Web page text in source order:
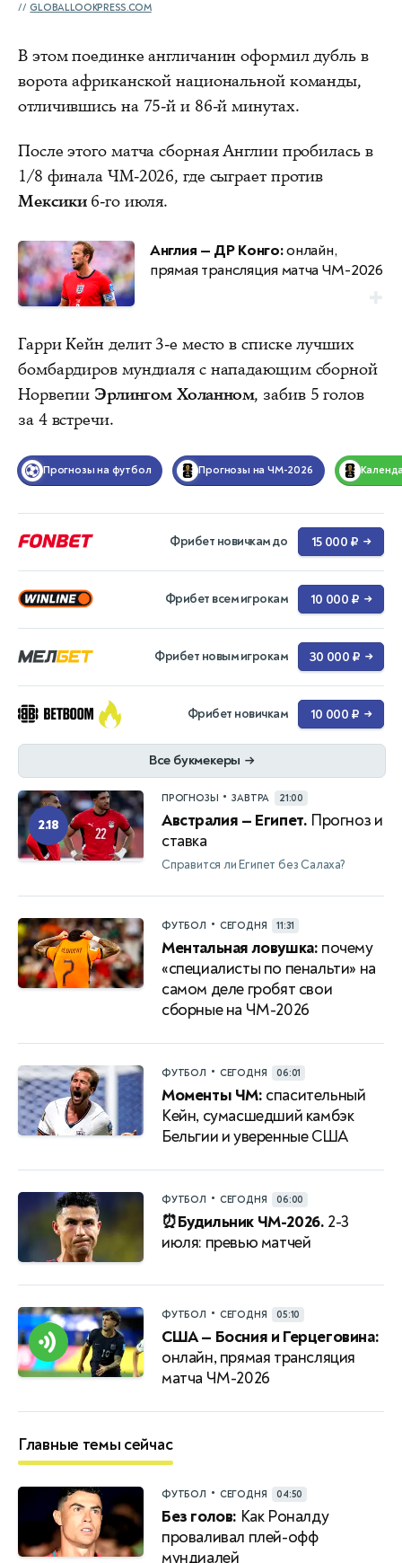
GLOBALLOOKPRESS.COM
В этом поединке англичанин оформил дубль в
ворота африканской национальной команды,
отличившись на 75-й и 86-й минутах.
После этого матча сборная Англии пробилась в
1/8 финала ЧМ-2026, где сыграет против
Мексики6-го июля.
Англия — ДР Конго:онлайн,
прямая трансляция матча ЧМ-2026
Гарри Кейн делит 3-е место в списке лучших
бомбардиров мундиаля с нападающим сборной
Норвегии Эрлингом Холанном, забив 5 голов
за 4 встречи.
Прогнозы на футбол Прогнозы на ЧМ-2026
Фрибет новичкам до 15 000 ₽ →
Фрибет всем игрокам 10 000 ₽ →
Фрибет новым игрокам 30 000 ₽ →
Фрибет новичкам 10 000 ₽ →
Все букмекеры →
2.18
ПРОГНОЗЫ • ЗАВТРА 21:00
Австралия — Египет. Прогноз и
ставка
Справится ли Египет без Салаха?
ФУТБОЛ • СЕГОДНЯ 11:31
Ментальная ловушка: почему
«специалисты по пенальти» на
самом деле гробят свои
сборные на ЧМ-2026
ФУТБОЛ • СЕГОДНЯ 06:01
Моменты ЧМ: спасительный
Кейн, сумасшедший камбэк
Бельгии и уверенные США
ФУТБОЛ • СЕГОДНЯ 06:00
⏰Будильник ЧМ-2026. 2-3
июля: превью матчей
ФУТБОЛ • СЕГОДНЯ 05:10
США — Босния и Герцеговина:
онлайн, прямая трансляция
матча ЧМ-2026
Главные темы сейчас
ФУТБОЛ • СЕГОДНЯ 04:50
Без голов: Как Роналду
проваливал плей-офф
мундиалей